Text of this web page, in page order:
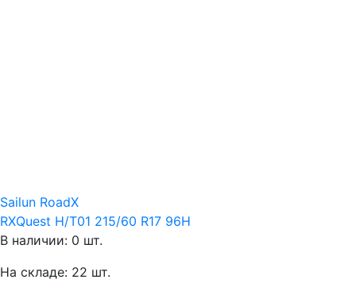
Sailun RoadX
RXQuest H/T01 215/60 R17 96H
В наличии: 0 шт.
На складе: 22 шт.